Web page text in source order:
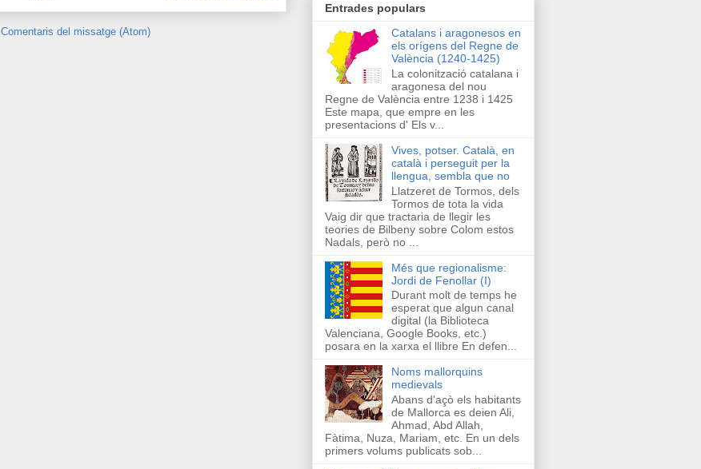
Comentaris del missatge (Atom)
Entrades populars
Catalans i aragonesos en
els orígens del Regne de
València (1240-1425)
La colonització catalana i
aragonesa del nou
Regne de València entre 1238 i 1425
Este mapa, que empre en les
presentacions d' Els v...
Vives, potser. Català, en
català i perseguit per la
llengua, sembla que no
Llatzeret de Tormos, dels
Tormos de tota la vida
Vaig dir que tractaria de llegir les
teories de Bilbeny sobre Colom estos
Nadals, però no ...
Més que regionalisme:
Jordi de Fenollar (I)
Durant molt de temps he
esperat que algun canal
digital (la Biblioteca
Valenciana, Google Books, etc.)
posara en la xarxa el llibre En defen...
Noms mallorquins
medievals
Abans d'açò els habitants
de Mallorca es deien Ali,
Ahmad, Abd Allah,
Fàtima, Nuza, Mariam, etc. En un dels
primers volums publicats sob...